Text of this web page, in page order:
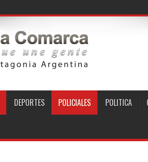
DEPORTES POLICIALES POLITICA